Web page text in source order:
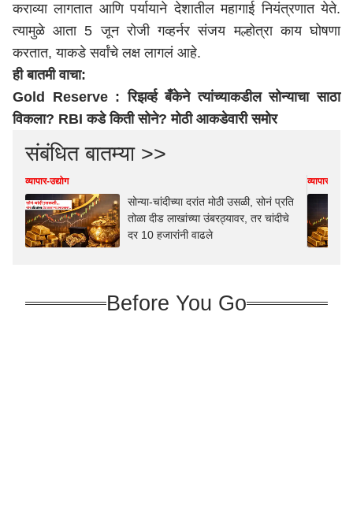
कराव्या लागतात आणि पर्यायाने देशातील महागाई नियंत्रणात येते.
त्यामुळे आता 5 जून रोजी गव्हर्नर संजय मल्होत्रा काय घोषणा
करतात, याकडे सर्वांचे लक्ष लागलं आहे.
ही बातमी वाचा:
Gold Reserve : रिझर्व्ह बँकेने त्यांच्याकडील सोन्याचा साठा
विकला? RBI कडे किती सोने? मोठी आकडेवारी समोर
संबंधित बातम्या >>
व्यापार-उद्योग
सोन्या-चांदीच्या दरांत मोठी उसळी, सोनं प्रति
तोळा दीड लाखांच्या उंबरठ्यावर, तर चांदीचे
दर 10 हजारांनी वाढले
व्यापार-उद्योग
Before You Go